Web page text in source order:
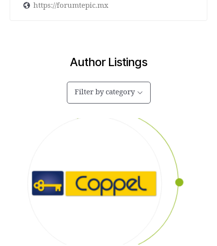
https://forumtepic.mx
Author Listings
Filter by category